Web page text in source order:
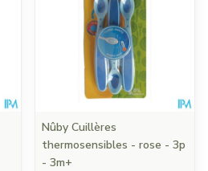
Nûby Cuillères
thermosensibles - rose - 3p
- 3m+